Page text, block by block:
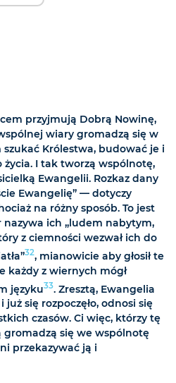
przyjmują Dobrą Nowinę,
wiary gromadzą się w
szukać Królestwa, budować je i
I tak tworzą wspólnotę,
Ewangelii. Rozkaz dany
Ewangelię” — dotyczy
na różny sposób. To jest
nazywa ich „ludem nabytym,
z ciemności wezwał ich do
32, mianowicie aby głosił te
każdy z wiernych mógł
języku33. Zresztą, Ewangelia
już się rozpoczęło, odnosi się
czasów. Ci więc, którzy tę
się we wspólnotę
przekazywać ją i